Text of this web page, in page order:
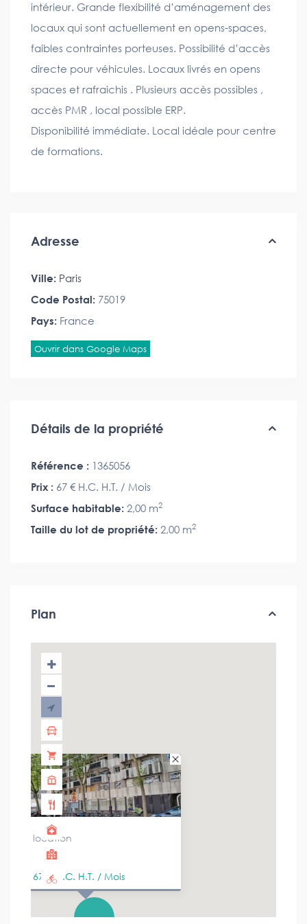
intérieur. Grande flexibilité d’aménagement des
locaux qui sont actuellement en opens-spaces,
faibles contraintes porteuses. Possibilité d’accès
directe pour véhicules. Locaux livrés en opens
spaces et rafraichis . Plusieurs accès possibles ,
accès PMR , local possible ERP.
Disponibilité immédiate. Local idéale pour centre
de formations.
Adresse
Ville: Paris
Code Postal: 75019
Pays: France
Ouvrir dans Google Maps
Détails de la propriété
Référence : 1365056
Prix : 67 € H.C. H.T. / Mois
Surface habitable: 2,00 m2
Taille du lot de propriété: 2,00 m2
Plan
location
67 € H.C. H.T. / Mois